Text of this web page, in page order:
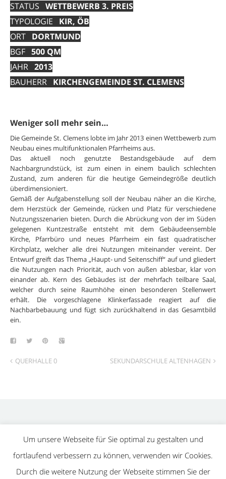
STATUS WETTBEWERB 3. PREIS
TYPOLOGIE KIR, ÖB
ORT DORTMUND
BGF 500 QM
JAHR 2013
BAUHERR KIRCHENGEMEINDE ST. CLEMENS
Weniger soll mehr sein…
Die Gemeinde St. Clemens lobte im Jahr 2013 einen Wettbewerb zum
Neubau eines multifunktionalen Pfarrheims aus.
Das aktuell noch genutzte Bestandsgebäude auf dem
Nachbargrundstück, ist zum einen in einem baulich schlechten
Zustand, zum anderen für die heutige Gemeindegröße deutlich
überdimensioniert.
Gemäß der Aufgabenstellung soll der Neubau näher an die Kirche,
dem Herzstück der Gemeinde, rücken und Platz für verschiedene
Nutzungsszenarien bieten. Durch die Abrückung von der im Süden
gelegenen Kuntzestraße entsteht mit dem Gebäudeensemble
Kirche, Pfarrbüro und neues Pfarrheim ein fast quadratischer
Kirchplatz, welcher alle drei Nutzungen miteinander vereint. Der
Entwurf greift das Thema „Haupt- und Seitenschiff“ auf und gliedert
die Nutzungen nach Priorität, auch von außen ablesbar, klar von
einander ab. Kern des Gebäudes ist der mehrfach teilbare Saal,
welcher durch seine Raumhöhe einen besonderen Stellenwert
erhält. Die vorgeschlagene Klinkerfassade reagiert auf die
Nachbarbebauung und fügt sich zurückhaltend in das Gesamtbild
ein.
QUERHALLE 0 SEKUNDARSCHULE ALTENHAGEN
Datenschutz
Copyright Schmahl+Gerigk Architekten PartGmbB. All Rights Reserved
Um unsere Webseite für Sie optimal zu gestalten und
fortlaufend verbessern zu können, verwenden wir Cookies.
Durch die weitere Nutzung der Webseite stimmen Sie der